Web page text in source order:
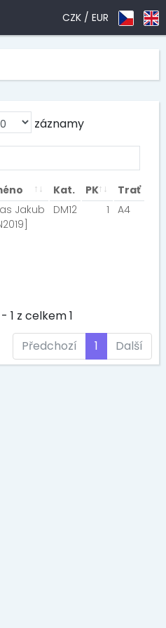
CZK / EUR
záznamy
Kat. PK
Trať
Jakub
DM12 1 A4
1 z celkem 1
Předchozí
1 Další